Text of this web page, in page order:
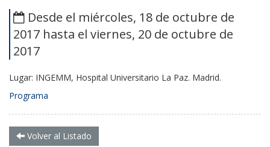
Desde el miércoles, 18 de octubre de
2017 hasta el viernes, 20 de octubre de
2017
Lugar: INGEMM, Hospital Universitario La Paz. Madrid.
Programa
Volver al Listado